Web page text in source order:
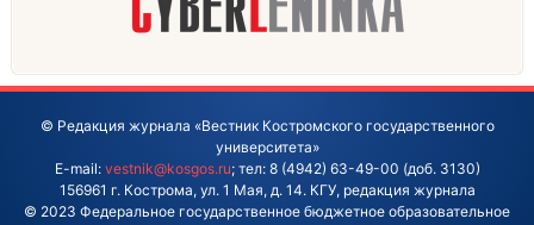
© Редакция журнала «Вестник Костромского государственного
университета»
E-mail: vestnik@kosgos.ru; тел: 8 (4942) 63-49-00 (доб. 3130)
156961 г. Кострома, ул. 1 Мая, д. 14. КГУ, редакция журнала
© 2023 Федеральное государственное бюджетное образовательное